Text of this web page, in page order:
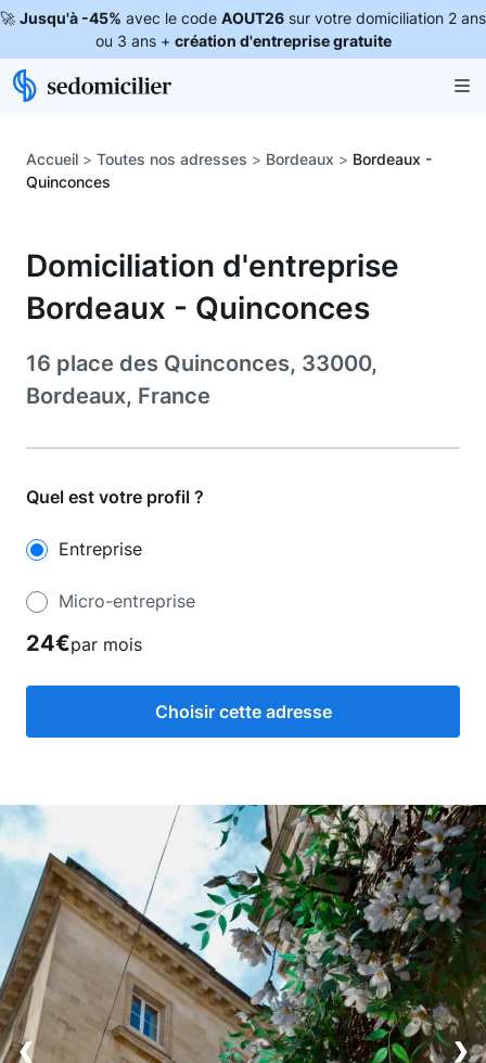
🚀 Jusqu'à -45% avec le code AOUT26 sur votre domiciliation 2 ans
ou 3 ans + création d'entreprise gratuite
Accueil > Toutes nos adresses > Bordeaux > Bordeaux -
Quinconces
Domiciliation d'entreprise
Bordeaux - Quinconces
16 place des Quinconces, 33000,
Bordeaux, France
Quel est votre profil ?
Entreprise
Micro-entreprise
24€par mois
Choisir cette adresse
❮ ❯
❮ ❯
❮ ❯